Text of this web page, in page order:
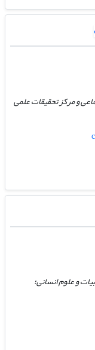
و مرکز تحقیقات علمی
و علوم انسانی؛